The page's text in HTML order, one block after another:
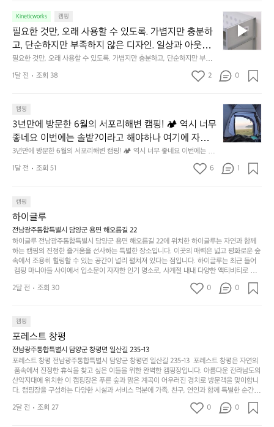
중
인
차
안
서
도
구
나
잠
에
기
까
이
걸
리
는
순
다.
그
럴
때
는
차
는 균형감에서 출발했습니다.  그중에서도 슬림함에 철
저히 집착했습니다. 튼튼한 내구도와 넉넉한 수납력을
해치치 않는 선에서, 가장 가볍고 얇게 설계했습니다.
이 디자인과 사용감은, 꼭 직접 손으로 만져보며 경험
해 보시기를 바랍니다.
철저히 집착했습니다. 튼튼한 내구도와 넉넉한 수납력을 해치치 않는 선에
서, 가장 가볍고 얇게 설계했습니다.  이 디자인과 사용감은, 꼭 직접 손으로
만져보며 경험해 보시기를 바랍니다.
0
년
이
넘
군
지
의
초
기
품
갑’입
니
다.
일
상
에
고
다
니
고
싶
어
Kineticworks 캠핑
필요한 것만, 오래 사용할 수 있도록. 가볍지만 충분하
고, 단순하지만 부족하지 않은 디자인. 일상과 아웃도
어의 경계를 자연스럽게 이어주는 RIDGE MOUNTAIN
GEAR. 키네틱웍스에서 만나보세요.
필요한 것만, 오래 사용할 수 있도록. 가볍지만 충분하고, 단순하지만 부족하
지 않은 디자인. 일상과 아웃도어의 경계를 자연스럽게 이어주는 RIDGE M
OUNTAIN GEAR. 키네틱웍스에서 만나보세요.
필
요
한
것
오
용
할
수
있
록.
분
하
고,
단
순
하
하
지
않
은
디
자
1달 전 조회 38 2 0
캠핑
3년만에 방문한 6월의 서포리해변 캠핑! 🏕 역시 너무
좋네요 이번에는 솔밭?이라고 해야하나 여기에 자리를
잡았는데 정말 시원하고 경치도 좋네요  서해치고 물도
맑은편, 아이들도 놀기 좋고 1박 2일은 넘 짧게 느껴지
네요  .1박 1동 1만원 (수금은 7시쯤, 동네에서 관리) .수
바로 화장실있음 .5분거리 cu .2분거리 음식점  항구에
서부터 해변까지 버스도 다니네요 ㅎㅎㅎ 아이들 엄청
좋아하네요 점심쯤도착해서 철수할때까지 물놀이 3
타임이나 했네요 ⛱️
3년만에 방문한 6월의 서포리해변 캠핑! 🏕 역시 너무 좋네요 이번에는 솔
밭?이라고 해야하나 여기에 자리를 잡았는데 정말 시원하고 경치도 좋네요
서해치고 물도 맑은편, 아이들도 놀기 좋고 1박 2일은 넘 짧게 느껴지네요  .
항구에서부터 해변까지 버스도 다니네요 ㅎㅎㅎ 아이들 엄청 좋아하네요 점
심쯤도착해서 철수할때까지 물놀이 3타임이나 했네요 ⛱️
년
만
에
문
포
리
해
변
캠
핑!
무
좋
네
요
이
1달 전 조회 51 6 1
캠핑
하이글루
전남광주통합특별시 담양군 용면 해오름길 22
하이글루 전남광주통합특별시 담양군 용면 해오름길 22에 위치한 하이글루는 자연과 함께
하는 캠핑의 진정한 즐거움을 선사하는 특별한 장소입니다. 이곳의 매력은 넓고 평화로운 숲
속에서 조용히 힐링할 수 있는 공간이 널리 펼쳐져 있다는 점입니다. 하이글루는 최근 들어
캠핑 마니아들 사이에서 입소문이 자자한 인기 명소로, 사계절 내내 다양한 액티비티로 방
문객들을 맞이합니다. 특히, 하이글루의 독특한 시설인 글램핑 텐트는 고객들에게 아늑한 잠
자리를 제공하며, 캠핑의 매력을 한층 더해 줍니다. 밖에서는 자연의 소리를 들으며, 내부에
함께 좋은 시간을 보낼 수 있다는 것입니다. 또한, 하이글루 인근에는 다양한 트레킹 코스와
자전거 도로가 있어 아웃도어 활동을 좋아하는 이들에게 더욱 참조할 만한 장소가 됩니다.
담양의 아름다운 자연과 함께, 건강한 레저 활동을 즐기며 행복한 캠핑 경험을 쌓으실 수 있
습니다. 하이글루에서 특별한 순간을 만끽해보세요. 따뜻한 햇살과 함께하는 아침, 상징적인
담양의 죽녹원과 함께 어우러진 저녁, 그리고 고요한 밤하늘 아래에서 별을 바라보며 나누는
이야기들은 여러분의 캠핑 여행을 더욱 특별하게 만들어 줄 것입니다.  인기 정도: ★★★★
★
2달 전 조회 30 0 0
캠핑
포레스트 창평
전남광주통합특별시 담양군 창평면 일산길 235-13
포레스트 창평 전남광주통합특별시 담양군 창평면 일산길 235-13  포레스트 창평은 자연의
품속에서 진정한 휴식을 찾고 싶은 이들을 위한 완벽한 캠핑장입니다. 아름다운 전라남도의
산악지대에 위치한 이 캠핑장은 푸른 숲과 맑은 계곡이 어우러진 경치로 방문객을 맞이합니
다. 캠핑장을 구성하는 다양한 시설과 서비스 덕분에 가족, 친구, 연인과 함께 특별한 순간을
만들어갈 수 있는 최적의 공간이 됩니다.  포레스트 창평은 주말마다 직접 재배한 신선한 농
산물을 제공하는 캠핑장으로, 현지에서만 느낄 수 있는 자연의 맛을 경험할 수 있습니다. 또
2달 전 조회 27 0 0